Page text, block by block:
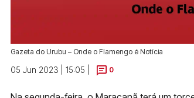
Gazeta do Urubu – Onde o Flamengo é Notícia
05 Jun 2023 | 15:05 | 0